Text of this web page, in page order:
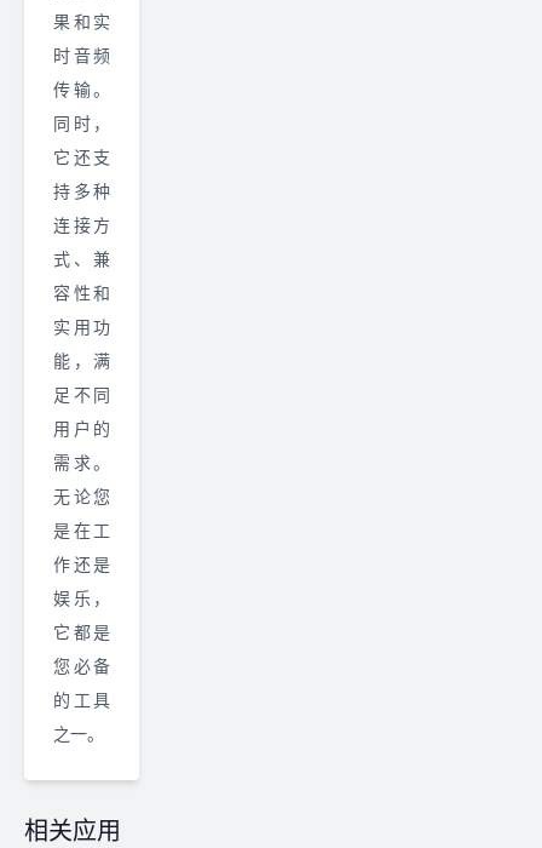
果和实
时音频
传输。
同时，
它还支
持多种
连接方
式、兼
容性和
实用功
能，满
足不同
用户的
需求。
无论您
是在工
作还是
娱乐，
它都是
您必备
的工具
之一。
相关应用